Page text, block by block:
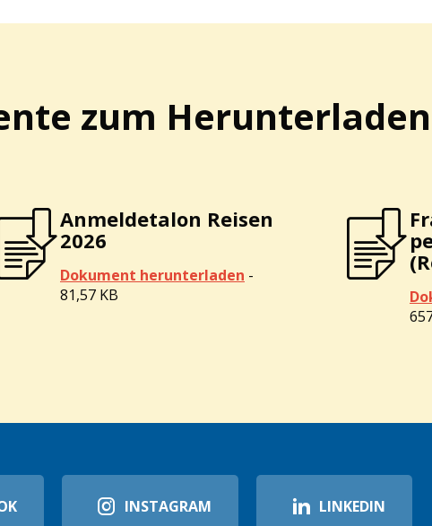
zum Herunterladen
Anmeldetalon Reisen
2026
Dokument herunterladen -
81,57 KB
INSTAGRAM LINKEDIN